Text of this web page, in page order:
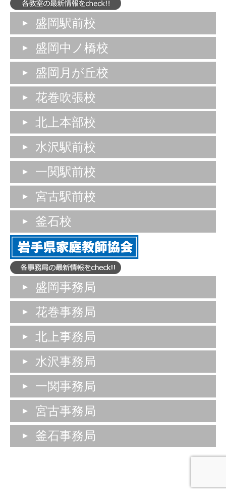
盛岡駅前校
盛岡中ノ橋校
盛岡月が丘校
花巻吹張校
北上本部校
水沢駅前校
一関駅前校
宮古駅前校
釜石校
盛岡事務局
花巻事務局
北上事務局
水沢事務局
一関事務局
宮古事務局
釜石事務局